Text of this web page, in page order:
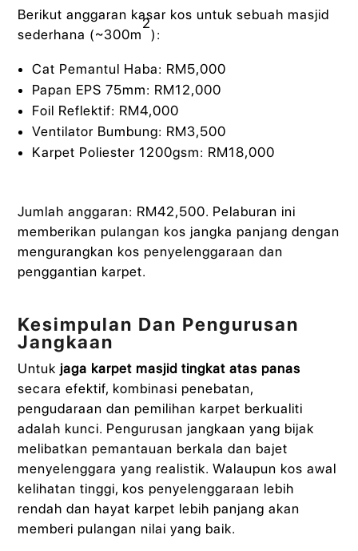
Berikut anggaran kasar kos untuk sebuah masjid
sederhana (~300m
2
):
Cat Pemantul Haba: RM5,000
Papan EPS 75mm: RM12,000
Foil Reflektif: RM4,000
Ventilator Bumbung: RM3,500
Karpet Poliester 1200gsm: RM18,000
Jumlah anggaran: RM42,500. Pelaburan ini
memberikan pulangan kos jangka panjang dengan
mengurangkan kos penyelenggaraan dan
penggantian karpet.
Kesimpulan Dan Pengurusan
Jangkaan
Untuk jaga karpet masjid tingkat atas panas
secara efektif, kombinasi penebatan,
pengudaraan dan pemilihan karpet berkualiti
adalah kunci. Pengurusan jangkaan yang bijak
melibatkan pemantauan berkala dan bajet
menyelenggara yang realistik. Walaupun kos awal
kelihatan tinggi, kos penyelenggaraan lebih
rendah dan hayat karpet lebih panjang akan
memberi pulangan nilai yang baik.